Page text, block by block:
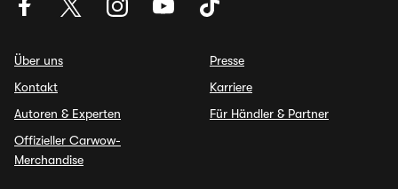
Über uns
Kontakt
Autoren & Experten
Offizieller Carwow-
Merchandise
Presse
Karriere
Für Händler & Partner